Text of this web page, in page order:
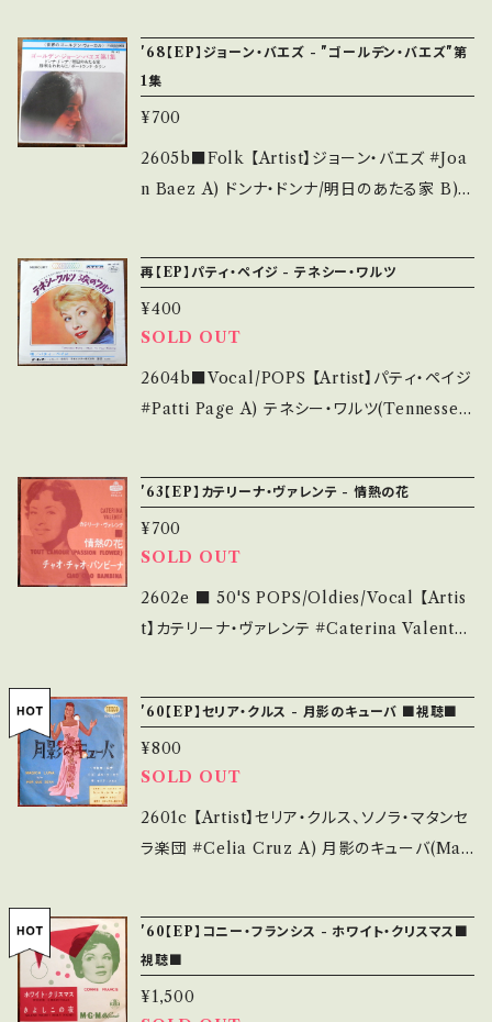
明 / 発送について■■■ をご覧ください。 http
s://onbankutsu.thebase.in/items/1425214
4 お知らせ等は、About 画面にてご確認くださ
_ 【About the state/状態説明】 S・新品未開
封など A・綺麗・キズ等も無く、痛みも薄い B・多
少痛み・キズなど見られる C・痛み多・キズ多く
痛み多 *その他、+ - で補足しています。 *中古と
いう事をご理解して頂ける方のご購入をお願い
■■状態・説明 / 発送について■■■ をご覧く
ださい。 https://onbankutsu.thebase.in/ite
ms/14252144 お知らせ等は、About 画面にて
ez In Japan 67年実況録音盤 ■参考視聴■ -
【Condition】 Jacket/Record：B/A (国内盤/
BagJacket/Sheet) _______________
__________ 【About the state/状態説
明】 S・新品未開封など A・綺麗・キズ等も無く、
ています。 *中古という事をご理解して頂ける方
のご購入をお願い致します。 Please purchase
it if you understand that it is second han
d. *詳しくは ■■■状態・説明 / 発送について
■■■ をご覧ください。 https://onbankutsu.
'68【EP】ジョーン・バエズ - "ゴールデン・バエズ"第
1集
¥700
2605b■Folk 【Artist】ジョーン・バエズ #Joa
n Baez A) ドンナ・ドンナ/明日のあたる家 B)
聴■ - 【Condition】 Jacket/Record：B/B+
(国内盤/BagJacket/Sheet) __________
_______________ 【About the state/
状態説明】 S・新品未開封など A・綺麗・キズ等
も無く、痛みも薄い B・多少痛み・キズなど見ら
ける方のご購入をお願い致します。 Please pur
chase it if you understand that it is seco
nd hand. *詳しくは ■■■状態・説明 / 発送に
ついて■■■ をご覧ください。 https://onbank
utsu.thebase.in/items/14252144 お知らせ
再【EP】パティ・ペイジ - テネシー・ワルツ
¥400
SOLD OUT
2604b■Vocal/POPS 【Artist】パティ・ペイジ
#Patti Page A) テネシー・ワルツ(Tennessee
/ ビクター * ■参考視聴■ - 【Condition】 Ja
cket/Record：B/A (国内盤) __________
_______________ 【About the state/
状態説明】 S・新品未開封など A・綺麗・キズ等
も無く、痛みも薄い B・多少痛み・キズなど見ら
ける方のご購入をお願い致します。 Please pur
chase it if you understand that it is seco
nd hand. *詳しくは ■■■状態・説明 / 発送に
ついて■■■ をご覧ください。 https://onbank
utsu.thebase.in/items/14252144 お知らせ
'63【EP】カテリーナ・ヴァレンテ - 情熱の花
¥700
SOLD OUT
2602e ■ 50'S POPS/Oldies/Vocal 【Artis
t】カテリーナ・ヴァレンテ #Caterina Valente
a) 【Release/Label/Note】 1963 / HIT(L)-1
0 / KING *ザ･ピーナッツもカヴァー、「キッス
は目にして」原曲 ■参考視聴■ https://yout
u.be/N3z0qFwzkSA?si=D1lnGOSN0isyY-
LU 【Condition】 Jacket/Record：B/B (国内
品未開封など A・綺麗・キズ等も無く、痛みも薄
い B・多少痛み・キズなど見られる C・痛み多・
キズ多く痛み多 *その他、+ - で補足しています。
'60【EP】セリア・クルス - 月影のキューバ ■視聴■
¥800
SOLD OUT
2601c 【Artist】セリア・クルス、ソノラ・マタンセ
ラ楽団 #Celia Cruz A) 月影のキューバ(Mag
006 / ビクター=SEECO *CUBA/サルサ ■参
考視聴■OBK288■ https://youtu.be/mch
Fr9LrWVU 【Condition】 Jacket/Record：
'60【EP】コニー・フランシス - ホワイト・クリスマス■
視聴■
¥1,500